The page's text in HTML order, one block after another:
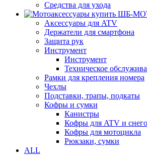
Средства для ухода
Аксессуары для ATV
Держатели для смартфона
Защита рук
Инструмент
Инструмент
Техническое
Рамки для крепления номера
Чехлы
Подставки, трапы, подкаты
Кофры и сумки
Канистры
Кофры для ATV и
Кофры для мотоцикла
Рюкзаки, сумки
ALL